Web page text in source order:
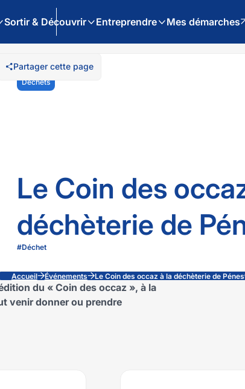
Sortir & Découvrir Entreprendre Mes démarches
Le Coin des
déchèterie de
Déchets
#Déchet
Partager cette page
Accueil Événements Le Coin des occaz à la déchèterie de
du « Coin des occaz », à la
venir donner ou prendre